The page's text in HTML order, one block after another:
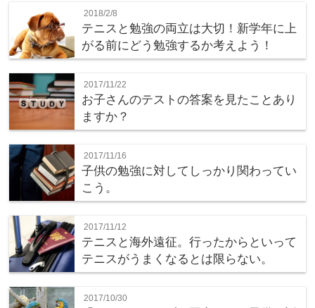
2018/2/8
テニスと勉強の両立は大切！新学年に上
がる前にどう勉強するか考えよう！
2017/11/22
お子さんのテストの答案を見たことあり
ますか？
2017/11/16
子供の勉強に対してしっかり関わってい
こう。
2017/11/12
テニスと海外遠征。行ったからといって
テニスがうまくなるとは限らない。
2017/10/30